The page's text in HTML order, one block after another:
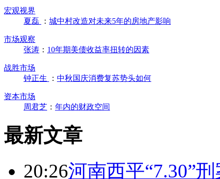
宏观视界
夏磊
： 城中村改造对未来5年的房地产影响
市场观察
张涛 ： 10年期美债收益率扭转的因素
战胜市场
钟正生
： 中秋国庆消费复苏势头如何
资本市场
周君芝 ： 年内的财政空间
最新文章
20:26河南西平“7.30”